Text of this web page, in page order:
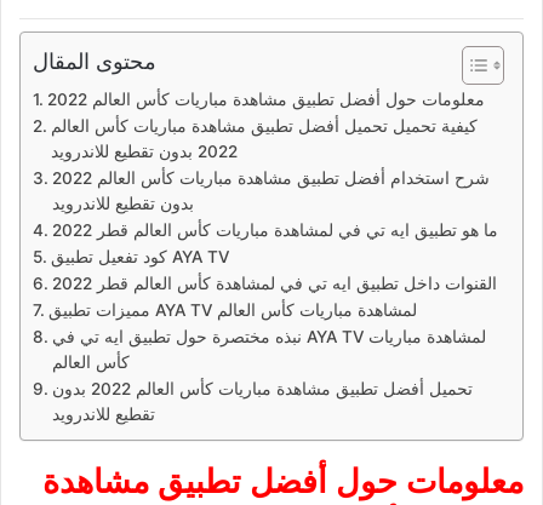
محتوى المقال
معلومات حول أفضل تطبيق مشاهدة مباريات كأس العالم 2022
كيفية تحميل تحميل أفضل تطبيق مشاهدة مباريات كأس العالم
2022 بدون تقطيع للاندرويد
شرح استخدام أفضل تطبيق مشاهدة مباريات كأس العالم 2022
بدون تقطيع للاندرويد
ما هو تطبيق ايه تي في لمشاهدة مباريات كأس العالم قطر 2022
كود تفعيل تطبيق AYA TV
القنوات داخل تطبيق ايه تي في لمشاهدة كأس العالم قطر 2022
مميزات تطبيق AYA TV لمشاهدة مباريات كأس العالم
نبذه مختصرة حول تطبيق ايه تي في AYA TV لمشاهدة مباريات
كأس العالم
تحميل أفضل تطبيق مشاهدة مباريات كأس العالم 2022 بدون
تقطيع للاندرويد
معلومات حول أفضل تطبيق مشاهدة